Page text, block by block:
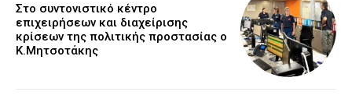
Στο συντονιστικό κέντρο
επιχειρήσεων και διαχείρισης
κρίσεων της πολιτικής προστασίας ο
Κ.Μητσοτάκης